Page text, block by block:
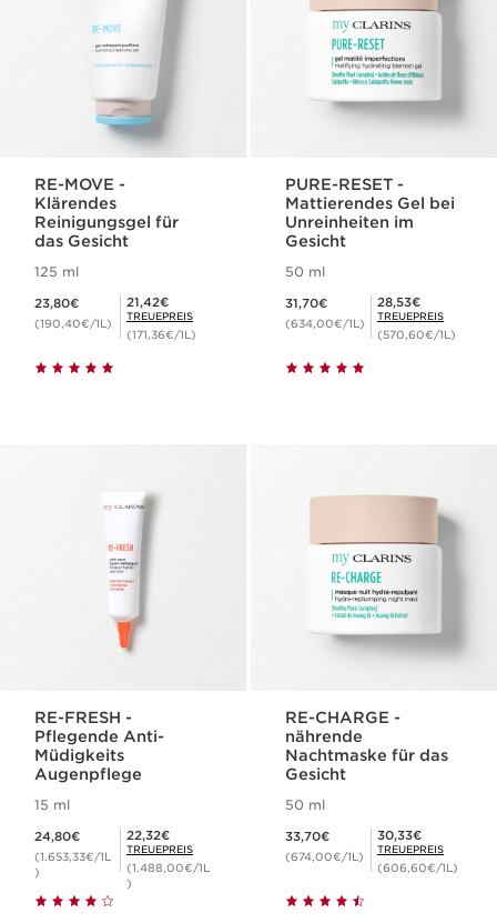
RE-MOVE -
Klärendes
Reinigungsgel für
das Gesicht
125 ml
23,80€
(190,40€/1L)
Mitgliederpreis 21,42€
21,42€
TREUEPREIS
(171,36€/1L)
PURE-RESET -
Mattierendes Gel bei
Unreinheiten im
Gesicht
50 ml
31,70€
(634,00€/1L)
Mitgliederpreis 28,53€
28,53€
TREUEPREIS
(570,60€/1L)
RE-FRESH -
Pflegende Anti-
Müdigkeits
Augenpflege
15 ml
24,80€
(1.653,33€/1L
)
Mitgliederpreis 22,32€
22,32€
TREUEPREIS
(1.488,00€/1L
)
RE-CHARGE -
nährende
Nachtmaske für das
Gesicht
50 ml
33,70€
(674,00€/1L)
Mitgliederpreis 30,33€
30,33€
TREUEPREIS
(606,60€/1L)